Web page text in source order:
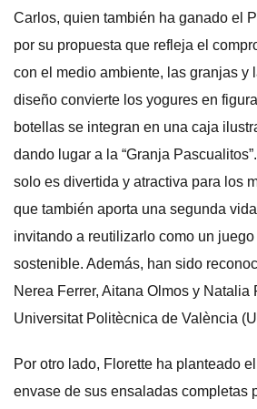
Carlos, quien también ha ganado el
por su propuesta que refleja el
con el medio ambiente, las granjas y
diseño convierte los yogures en
botellas se integran en una caja
dando lugar a la “Granja
solo es divertida y atractiva para los
que también aporta una segunda
invitando a reutilizarlo como un
sostenible. Además, han sido
Nerea Ferrer, Aitana Olmos y Natalia
Universitat Politècnica de València
Por otro lado, Florette ha planteado
envase de sus ensaladas completas